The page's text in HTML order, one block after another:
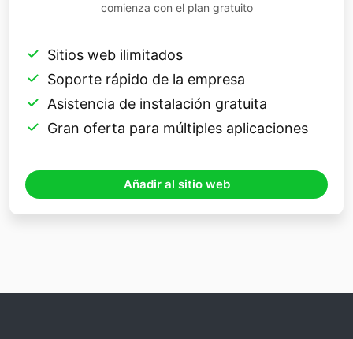
comienza con el plan gratuito
Sitios web ilimitados
Soporte rápido de la empresa
Asistencia de instalación gratuita
Gran oferta para múltiples aplicaciones
Añadir al sitio web